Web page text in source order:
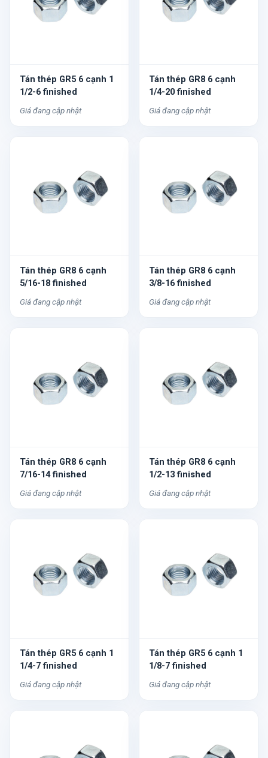
Tán thép GR5 6 cạnh 1
1/2-6 finished
Giá đang cập nhật
Tán thép GR8 6 cạnh
1/4-20 finished
Giá đang cập nhật
Tán thép GR8 6 cạnh
5/16-18 finished
Giá đang cập nhật
Tán thép GR8 6 cạnh
3/8-16 finished
Giá đang cập nhật
Tán thép GR8 6 cạnh
7/16-14 finished
Giá đang cập nhật
Tán thép GR8 6 cạnh
1/2-13 finished
Giá đang cập nhật
Tán thép GR5 6 cạnh 1
1/4-7 finished
Giá đang cập nhật
Tán thép GR5 6 cạnh 1
1/8-7 finished
Giá đang cập nhật